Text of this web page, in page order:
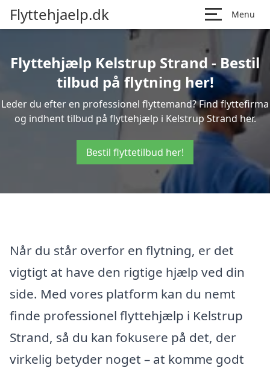
Flyttehjaelp.dk Menu
Flyttehjælp Kelstrup Strand - Bestil
tilbud på flytning her!
Leder du efter en professionel flyttemand? Find flyttefirma
og indhent tilbud på flyttehjælp i Kelstrup Strand her.
Bestil flyttetilbud her!
Når du står overfor en flytning, er det
vigtigt at have den rigtige hjælp ved din
side. Med vores platform kan du nemt
finde professionel flyttehjælp i Kelstrup
Strand, så du kan fokusere på det, der
virkelig betyder noget – at komme godt